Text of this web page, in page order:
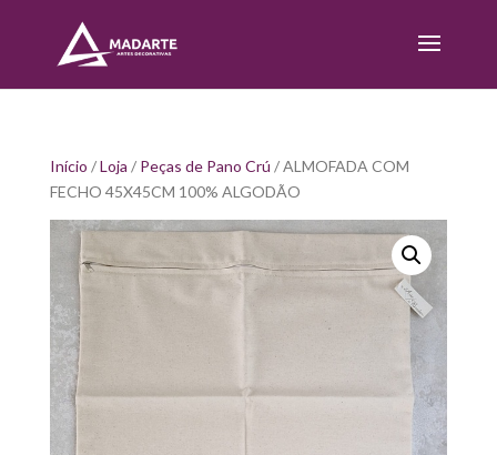
Início /Loja / Peças de Pano Crú / ALMOFADA COM
FECHO 45X45CM 100% ALGODÃO